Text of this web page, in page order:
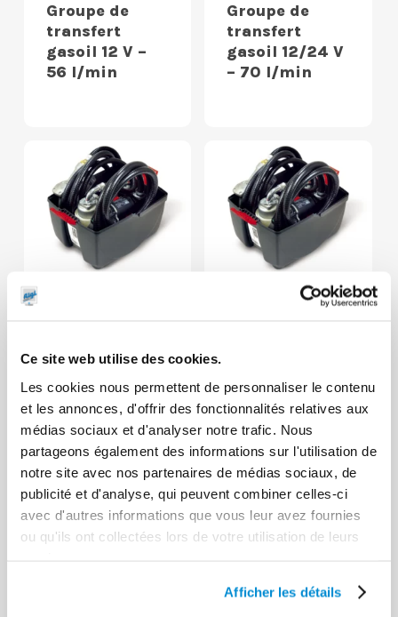
Ce site web utilise des cookies.
Les cookies nous permettent de personnaliser le contenu
et les annonces, d'offrir des fonctionnalités relatives aux
médias sociaux et d'analyser notre trafic. Nous
partageons également des informations sur l'utilisation de
notre site avec nos partenaires de médias sociaux, de
publicité et d'analyse, qui peuvent combiner celles-ci
avec d'autres informations que vous leur avez fournies
ou qu'ils ont collectées lors de votre utilisation de leurs
Afficher les détails
Groupe de
transfert
gasoil 12 V –
56 l/min
Groupe de
transfert
gasoil 12/24 V
– 70 l/min
gasoil 12 V –
45 l/min
45 l/min